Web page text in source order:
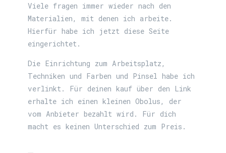
Viele fragen immer wieder nach den
Materialien, mit denen ich arbeite.
Hierfür habe ich jetzt diese Seite
eingerichtet.
Die Einrichtung zum Arbeitsplatz,
Techniken und Farben und Pinsel habe ich
verlinkt. Für deinen kauf über den Link
erhalte ich einen kleinen Obolus, der
vom Anbieter bezahlt wird. Für dich
macht es keinen Unterschied zum Preis.